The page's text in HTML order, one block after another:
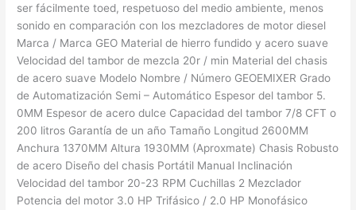
ser fácilmente toed, respetuoso del medio ambiente, menos
sonido en comparación con los mezcladores de motor diesel
Marca / Marca GEO Material de hierro fundido y acero suave
Velocidad del tambor de mezcla 20r / min Material del chasis
de acero suave Modelo Nombre / Número GEOEMIXER Grado
de Automatización Semi – Automático Espesor del tambor 5.
0MM Espesor de acero dulce Capacidad del tambor 7/8 CFT o
200 litros Garantía de un año Tamaño Longitud 2600MM
Anchura 1370MM Altura 1930MM (Aproxmate) Chasis Robusto
de acero Diseño del chasis Portátil Manual Inclinación
Velocidad del tambor 20-23 RPM Cuchillas 2 Mezclador
Potencia del motor 3.0 HP Trifásico / 2.0 HP Monofásico